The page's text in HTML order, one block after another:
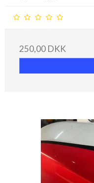
250,00 DKK